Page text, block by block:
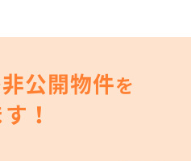
非公開物件を
！